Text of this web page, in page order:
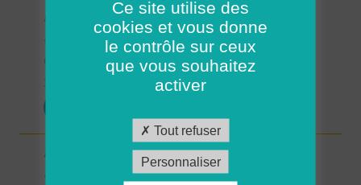
Auxiliaire de vie - Oeyreluy (H/F)
40 - Landes
Auxiliaire de vie - Mugron (H/F)
Ce site utilise des
cookies et vous donne
le contrôle sur ceux
que vous souhaitez
activer
Tout refuser
Personnaliser